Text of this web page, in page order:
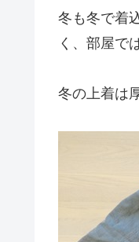
冬も冬で着
く、部屋で
冬の上着は